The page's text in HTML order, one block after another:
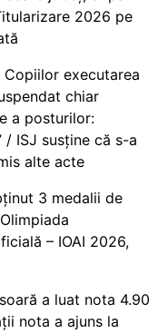
2026 pe
Copiilor executarea
chiar
a posturilor:
/ ISJ susține că s-a
alte acte
3 medalii de
– IOAI 2026,
a luat nota 4.90
nota a ajuns la